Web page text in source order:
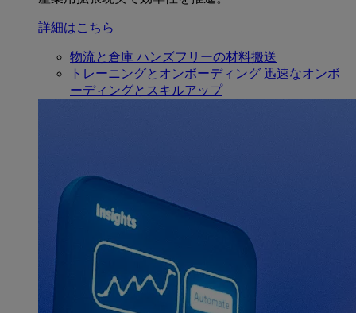
詳細はこちら
物流と倉庫 ハンズフリーの材料搬送
トレーニングとオンボーディング 迅速なオンボ
ーディングとスキルアップ